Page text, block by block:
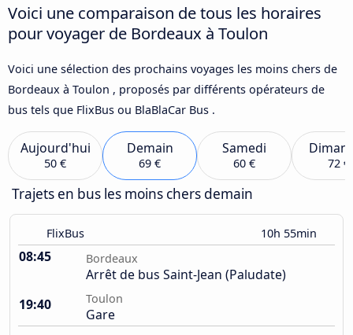
Voici une comparaison de tous les horaires
pour voyager de Bordeaux à Toulon
Voici une sélection des prochains voyages les moins chers de
Bordeaux à Toulon , proposés par différents opérateurs de
bus tels que FlixBus ou BlaBlaCar Bus .
Aujourd'hui
50 €
Demain
69 €
Samedi
60 € 72 €
Trajets en bus les moins chers demain
FlixBus 10h 55min
08:45 Bordeaux
Arrêt de bus Saint-Jean (Paludate)
19:40
Toulon
Gare